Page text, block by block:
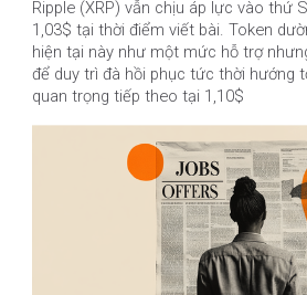
Ripple (XRP) vẫn chịu áp lực vào thứ
1,03$ tại thời điểm viết bài. Token
hiện tại này như một mức hỗ trợ
để duy trì đà hồi phục tức thời hướng
quan trọng tiếp theo tại 1,10$